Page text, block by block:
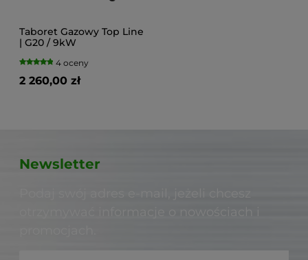
Taboret Gazowy Top Line
| G20 / 9kW
4 oceny
2 260,00 zł
Newsletter